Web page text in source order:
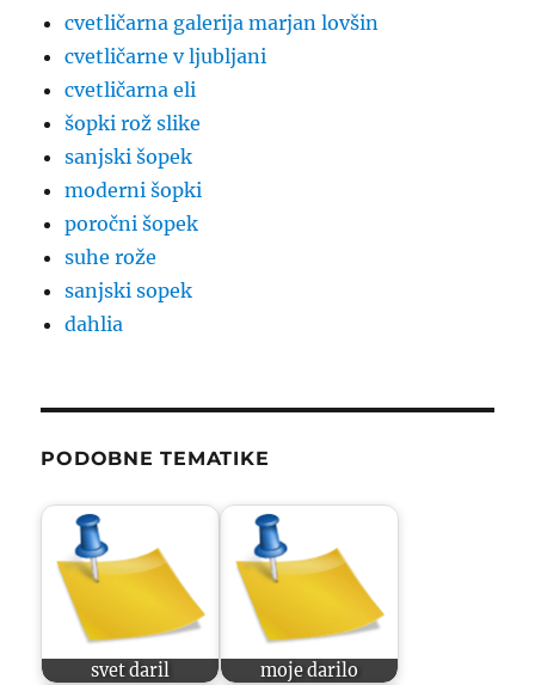
cvetličarna galerija marjan lovšin
cvetličarne v ljubljani
cvetličarna eli
šopki rož slike
sanjski šopek
moderni šopki
poročni šopek
suhe rože
sanjski sopek
dahlia
PODOBNE TEMATIKE
svet daril moje darilo